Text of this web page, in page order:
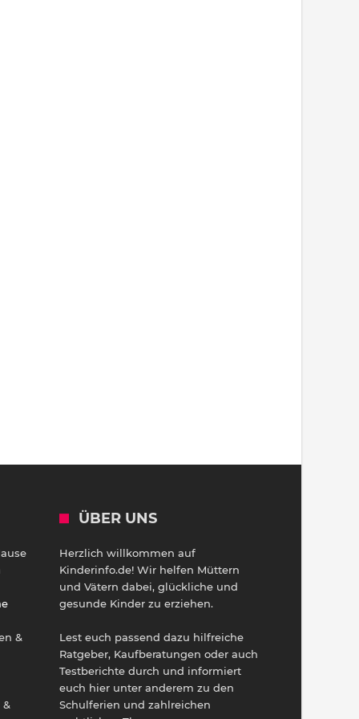
&
&
ÜBER UNS
Herzlich willkommen auf
Kinderinfo.de! Wir helfen Müttern
und Vätern dabei, glückliche und
gesunde Kinder zu erziehen.
Lest euch passend dazu hilfreiche
Ratgeber, Kaufberatungen oder auch
Testberichte durch und informiert
euch hier unter anderem zu den
Schulferien und zahlreichen